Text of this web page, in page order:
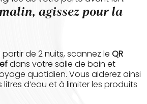
agissez pour la
de 2 nuits, scannez le QR
dans votre salle de bain et
quotidien. Vous aiderez ainsi
d’eau et à limiter les produits